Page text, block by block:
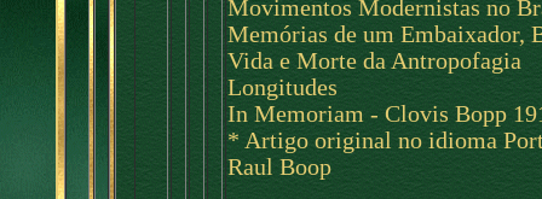
Movimentos Modernistas no
Memórias de um Embaixador,
Vida e Morte da Antropofagia
Longitudes
In Memoriam - Clovis Bopp
* Artigo original no idioma
Raul Boop